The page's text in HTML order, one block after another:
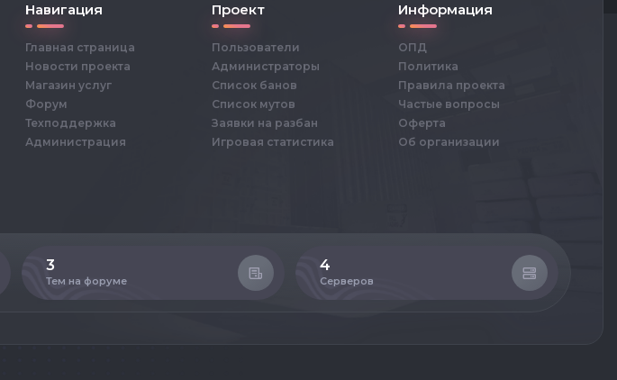
Навигация
Главная страница
Новости проекта
Магазин услуг
Форум
Техподдержка
Администрация
Проект
Пользователи
Администраторы
Список банов
Список мутов
Заявки на разбан
Игровая статистика
Информация
ОПД
Политика
Правила проекта
Частые вопросы
Оферта
Об организации
3
Тем на форуме
4
Серверов